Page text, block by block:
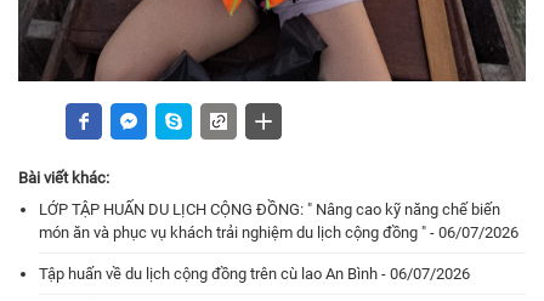
Bài viết khác:
LỚP TẬP HUẤN DU LỊCH CỘNG ĐỒNG: " Nâng cao kỹ năng chế biến
món ăn và phục vụ khách trải nghiệm du lịch cộng đồng " - 06/07/2026
Tập huấn về du lịch cộng đồng trên cù lao An Bình - 06/07/2026